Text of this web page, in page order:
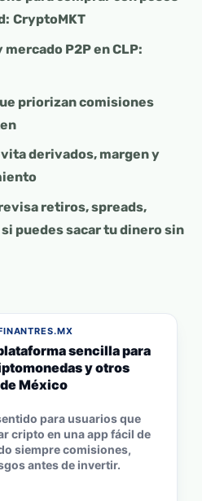
CryptoMKT
P2P en CLP:
priorizan comisiones
derivados, margen y
retiros, spreads,
puedes sacar tu dinero sin
sencilla para
y otros
México
para usuarios que
cripto en una app fácil de
siempre comisiones,
antes de invertir.